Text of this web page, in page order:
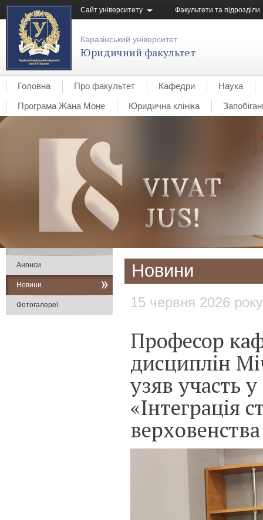
Сайт університету Факультети та підрозділи
Каразінський університет
Юридичний факультет
Головна Про факультет Кафедри
Наука
Програма Жана Моне
Юридична клініка
Новини
15 червня 2026 року
Професор
дисциплін
узяв участь
«Інтеграція
Анонси
Новини
Фотогалереї